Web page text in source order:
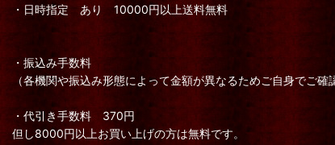
・日時指定 あり 10000円以上送料無料
・振込み手数料
（各機関や振込み形態によって金額が異なるためご自身でご確
・代引き手数料 370円
但し8000円以上お買い上げの方は無料です。